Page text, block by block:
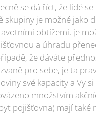
se dá říct, že lidé
skupiny je možné jako
obtížemi, je
a úhradu
že dáváte
pro sebe, je ta
své kapacity a Vy
množstvím
pojišťovna) mají také